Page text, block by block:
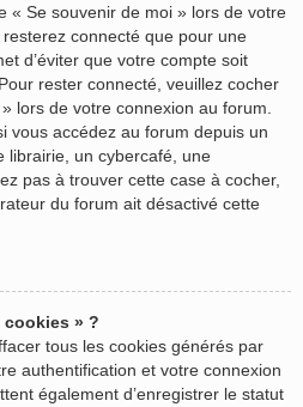
« Se souvenir de moi » lors de votre
connecté que pour une
d’éviter que votre compte soit
rester connecté, veuillez cocher
lors de votre connexion au forum.
vous accédez au forum depuis un
librairie, un cybercafé, une
pas à trouver cette case à cocher,
du forum ait désactivé cette
cookies » ?
tous les cookies générés par
authentification et votre connexion
également d’enregistrer le statut